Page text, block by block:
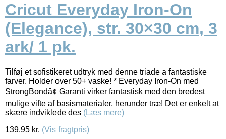
Cricut Everyday Iron-On
(Elegance), str. 30×30 cm, 3
ark/ 1 pk.
Tilføj et sofistikeret udtryk med denne triade a fantastiske
farver. Holder over 50+ vaske! * Everyday Iron-On med
StrongBondâ¢ Garanti virker fantastisk med den bredest
mulige vifte af basismaterialer, herunder træ! Det er enkelt at
skære indviklede des (Læs mere)
139.95 kr. (Vis fragtpris)